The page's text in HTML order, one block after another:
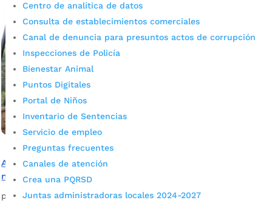
Centro de analítica de datos
Consulta de establecimientos comerciales
Canal de denuncia para presuntos actos de corrupción
Inspecciones de Policía
Bienestar Animal
Puntos Digitales
Portal de Niños
Inventario de Sentencias
Servicio de empleo
Preguntas frecuentes
Canales de atención
Crea una PQRSD
Juntas administradoras locales 2024-2027
Avanza el plan de mejoramiento del acueducto en el
norte de Bucaramanga
por JADI VALENTINA CARREÑO TORRES|Jul 13, 2023